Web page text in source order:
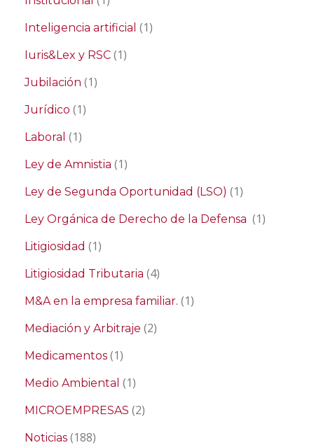
Inteligencia artificial (1)
Iuris&Lex y RSC (1)
Jubilación (1)
Jurídico (1)
Laboral (1)
Ley de Amnistia (1)
Ley de Segunda Oportunidad (LSO) (1)
Ley Orgánica de Derecho de la Defensa (1)
Litigiosidad (1)
Litigiosidad Tributaria (4)
M&A en la empresa familiar. (1)
Mediación y Arbitraje (2)
Medicamentos (1)
Medio Ambiental (1)
MICROEMPRESAS (2)
Noticias (188)